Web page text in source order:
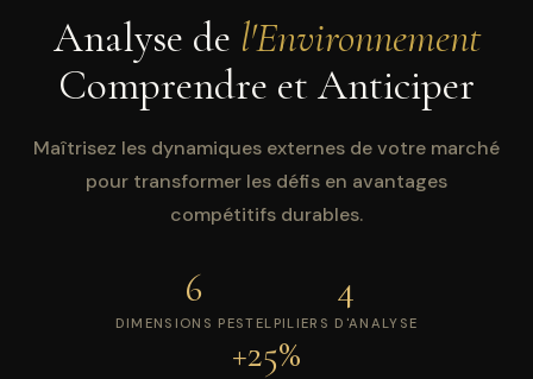
Analyse de l'Environnement
Comprendre et Anticiper
Maîtrisez les dynamiques externes de votre marché
pour transformer les défis en avantages
compétitifs durables.
6
DIMENSIONS PESTEL
4
PILIERS D'ANALYSE
+25%